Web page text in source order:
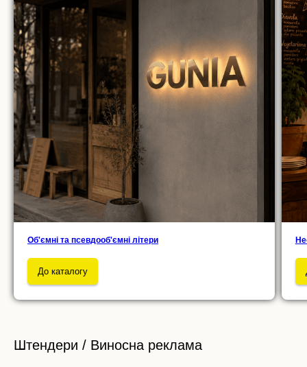
Об'ємні та псевдооб'ємні літери
До каталогу
Штендери / Виносна реклама